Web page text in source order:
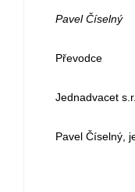
Alena
MUDr.
Pavel Číselný,